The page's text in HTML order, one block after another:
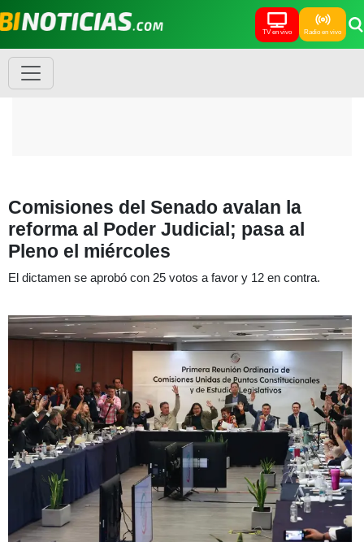
TV en vivo Radio en vivo
Comisiones del Senado avalan la
reforma al Poder Judicial; pasa al
Pleno el miércoles
El dictamen se aprobó con 25 votos a favor y 12 en contra.